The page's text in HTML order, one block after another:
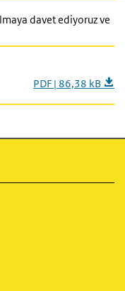
davet ediyoruz ve
PDF | 86,38 kB